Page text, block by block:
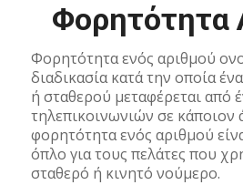
Φορητότητα
Φορητότητα ενός αριθμού
διαδικασία κατά την οποία
ή σταθερού μεταφέρεται από
τηλεπικοινωνιών σε κάποιον
φορητότητα ενός αριθμού
όπλο για τους πελάτες που
σταθερό ή κινητό νούμερο.